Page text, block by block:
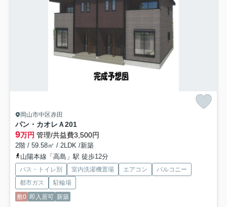
岡山市中区赤田
パン・カオレＡ201
9万円 管理/共益費3,500円
2階 / 59.58㎡ / 2LDK /新築
山陽本線「高島」駅 徒歩12分
バス・トイレ別 室内洗濯機置場 エアコン
バルコニー
都市ガス
駐輪場
敷0 即入居可 新築